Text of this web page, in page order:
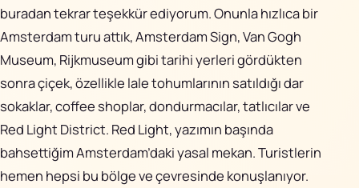
buradan tekrar teşekkür ediyorum. Onunla hızlıca bir
Amsterdam turu attık, Amsterdam Sign, Van Gogh
Museum, Rijkmuseum gibi tarihi yerleri gördükten
sonra çiçek, özellikle lale tohumlarının satıldığı dar
sokaklar, coffee shoplar, dondurmacılar, tatlıcılar ve
Red Light District. Red Light, yazımın başında
bahsettiğim Amsterdam’daki yasal mekan. Turistlerin
hemen hepsi bu bölge ve çevresinde konuşlanıyor.